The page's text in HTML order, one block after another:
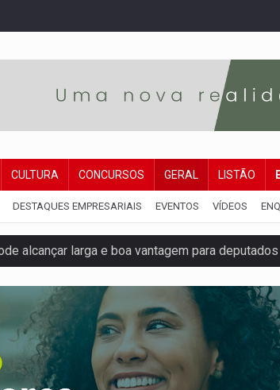
CULTURA CONCURSOS GERAL LISTÃO
DESTAQUES EMPRESARIAIS EVENTOS VÍDEOS
alcançar larga e boa vantagem para deputados
debate sobre temas urgentes entre
ELETRÔNICO Nº 90136/2026/SUPEL/RO
artística pelos direitos das mulheres